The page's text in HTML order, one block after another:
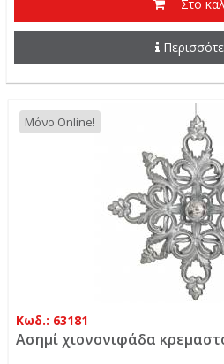
Στο
Μόνο Online!
Κωδ.: 63181
Ασημί χιονονιφάδα